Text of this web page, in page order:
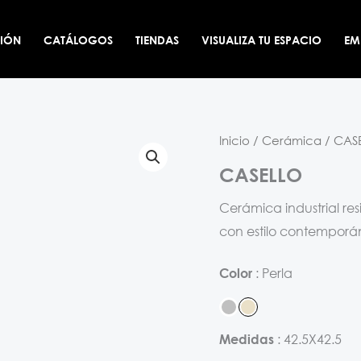
CATÁLOGOS TIENDAS VISUALIZA TU ESPACIO
Inicio / Cerámica /
CASELLO
Cerámica industrial
con estilo
Color Perla
Medidas 42.5X42.5